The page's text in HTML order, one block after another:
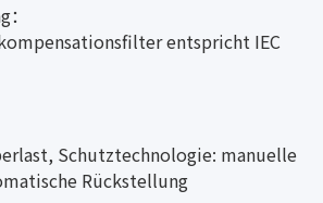
entspricht IEC
Schutztechnologie: manuelle
Rückstellung